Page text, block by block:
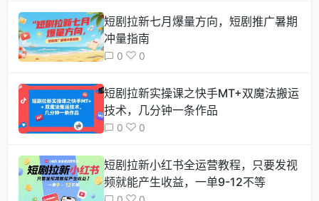
短剧拉新七月爆量方向，短剧推广暑期
冲量指南
0 0
短剧拉新实操课之快手MT+双魔法搬运
技术，几分钟一条作品
0 0
短剧拉新小红书全运营教程，只要发视
频就能产生收益，一单9-12不等